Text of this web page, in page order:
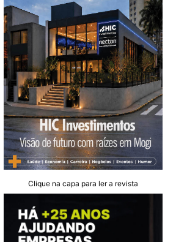
Clique na capa para ler a revista